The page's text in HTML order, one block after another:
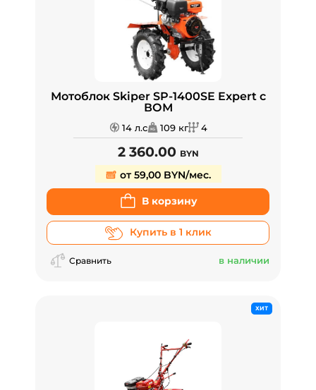
Мотоблок Skiper SP-1400SE Expert с
ВОМ
14 л.с 109 кг 4
2 360.00 BYN
от 59,00 BYN/мес.
В корзину
Купить в 1 клик
Сравнить в наличии
ХИТ